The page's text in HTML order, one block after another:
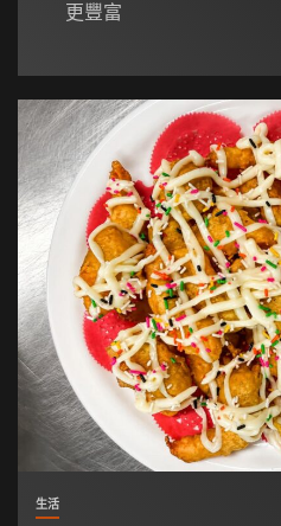
更豐富
生活